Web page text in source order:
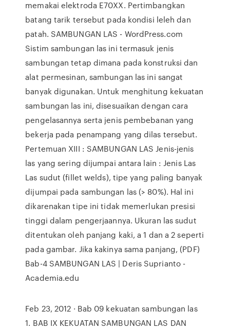
memakai elektroda E70XX. Pertimbangkan
batang tarik tersebut pada kondisi leleh dan
patah. SAMBUNGAN LAS - WordPress.com
Sistim sambungan las ini termasuk jenis
sambungan tetap dimana pada konstruksi dan
alat permesinan, sambungan las ini sangat
banyak digunakan. Untuk menghitung kekuatan
sambungan las ini, disesuaikan dengan cara
pengelasannya serta jenis pembebanan yang
bekerja pada penampang yang dilas tersebut.
Pertemuan XIII : SAMBUNGAN LAS Jenis-jenis
las yang sering dijumpai antara lain : Jenis Las
Las sudut (fillet welds), tipe yang paling banyak
dijumpai pada sambungan las (> 80%). Hal ini
dikarenakan tipe ini tidak memerlukan presisi
tinggi dalam pengerjaannya. Ukuran las sudut
ditentukan oleh panjang kaki, a 1 dan a 2 seperti
pada gambar. Jika kakinya sama panjang, (PDF)
Bab-4 SAMBUNGAN LAS | Deris Suprianto -
Academia.edu
Feb 23, 2012 · Bab 09 kekuatan sambungan las
1. BAB IX KEKUATAN SAMBUNGAN LAS DAN